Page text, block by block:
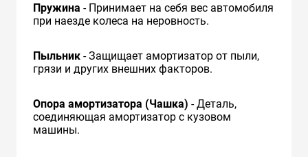
Пружина - Принимает на себя вес автомобиля
при наезде колеса на неровность.
Пыльник - Защищает амортизатор от пыли,
грязи и других внешних факторов.
Опора амортизатора (Чашка) - Деталь,
соединяющая амортизатор с кузовом
машины.